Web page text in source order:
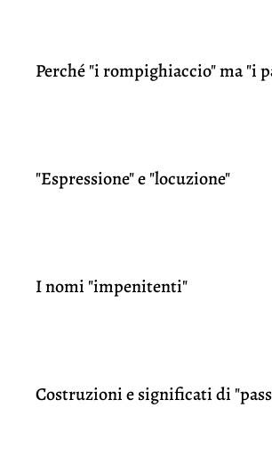
Perché "i rompighiaccio" ma "i
"Espressione" e "locuzione"
I nomi "impenitenti"
Costruzioni e significati di